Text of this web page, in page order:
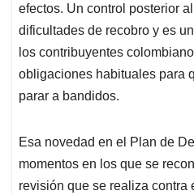
efectos. Un control posterior
dificultades de recobro y es
los contribuyentes
obligaciones habituales para
parar a bandidos.
Esa novedad en el Plan de
momentos en los que se
revisión que se realiza contra